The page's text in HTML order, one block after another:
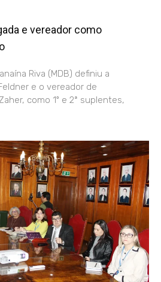
e vereador como
Riva (MDB) definiu a
e o vereador de
como 1º e 2ª suplentes,